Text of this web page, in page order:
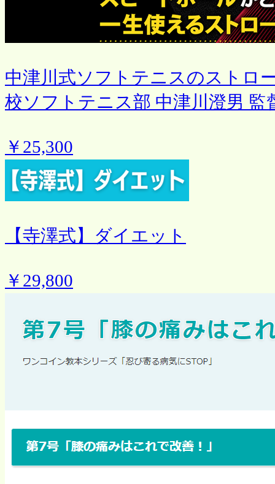
中津川式ソフトテニスのストロ
校ソフトテニス部 中津川澄男 監
￥25,300
【寺澤式】ダイエット
￥29,800